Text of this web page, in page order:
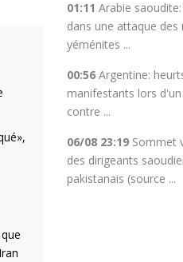
01:11 Arabie
dans une attaque des
yéménites ...
00:56 Argentine:
manifestants lors
contre ...
06/08 23:19 Sommet
des dirigeants
pakistanais (source ...